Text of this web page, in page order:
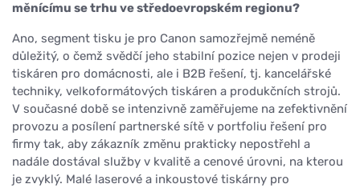
měnícímu se trhu ve středoevropském regionu?
Ano, segment tisku je pro Canon samozřejmě neméně
důležitý, o čemž svědčí jeho stabilní pozice nejen v prodeji
tiskáren pro domácnosti, ale i B2B řešení, tj. kancelářské
techniky, velkoformátových tiskáren a produkčních strojů.
V současné době se intenzivně zaměřujeme na zefektivnění
provozu a posílení partnerské sítě v portfoliu řešení pro
firmy tak, aby zákazník změnu prakticky nepostřehl a
nadále dostával služby v kvalitě a cenové úrovni, na kterou
je zvyklý. Malé laserové a inkoustové tiskárny pro